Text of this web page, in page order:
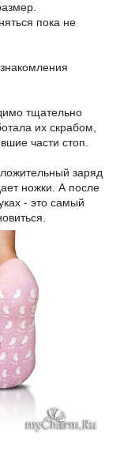
пока не
тщательно
их скрабом,
части стоп.
заряд
ножки. А после
- это самый